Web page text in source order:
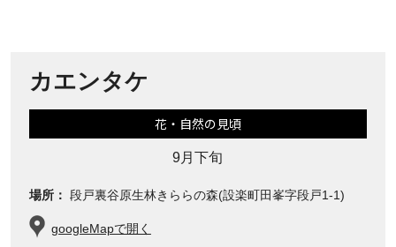
カエンタケ
花・自然の見頃
9月下旬
場所： 段戸裏谷原生林きららの森(設楽町田峯字段戸1-1)
googleMapで開く